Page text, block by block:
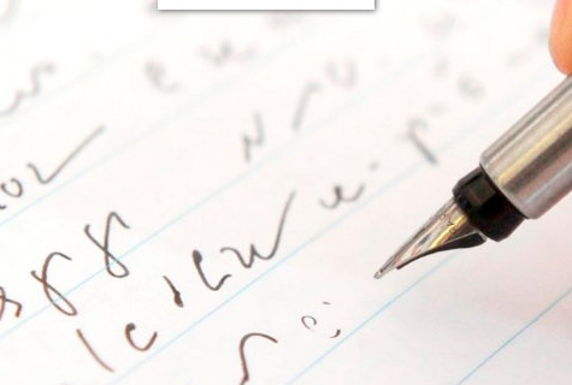
TASTSCHREIB-KURS STENO-ECKE
LINKS